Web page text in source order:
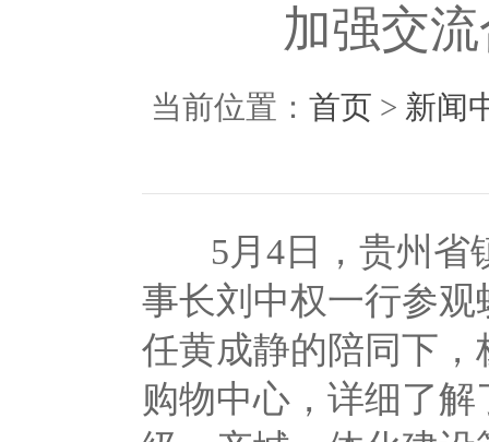
加强交
当前位置： 首页 > 新闻
5月4日，贵州省
事长刘中权一行参
任黄成静的陪同下
购物中心，详细了